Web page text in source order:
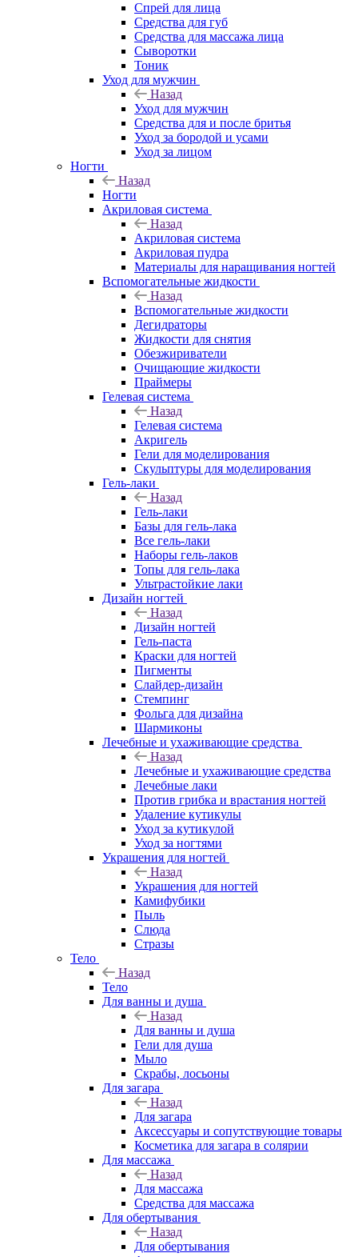
Спрей для лица
Средства для губ
Средства для массажа лица
Сыворотки
Тоник
Уход для мужчин
Назад
Уход для мужчин
Средства для и после бритья
Уход за бородой и усами
Уход за лицом
Ногти
Назад
Ногти
Акриловая система
Назад
Акриловая система
Акриловая пудра
Материалы для наращивания ногтей
Вспомогательные жидкости
Назад
Вспомогательные жидкости
Дегидраторы
Жидкости для снятия
Обезжириватели
Очищающие жидкости
Праймеры
Гелевая система
Назад
Гелевая система
Акригель
Гели для моделирования
Скульптуры для моделирования
Гель-лаки
Назад
Гель-лаки
Базы для гель-лака
Все гель-лаки
Наборы гель-лаков
Топы для гель-лака
Ультрастойкие лаки
Дизайн ногтей
Назад
Дизайн ногтей
Гель-паста
Краски для ногтей
Пигменты
Слайдер-дизайн
Стемпинг
Фольга для дизайна
Шармиконы
Лечебные и ухаживающие средства
Назад
Лечебные и ухаживающие средства
Лечебные лаки
Против грибка и врастания ногтей
Удаление кутикулы
Уход за кутикулой
Уход за ногтями
Украшения для ногтей
Назад
Украшения для ногтей
Камифубики
Пыль
Слюда
Стразы
Тело
Назад
Тело
Для ванны и душа
Назад
Для ванны и душа
Гели для душа
Мыло
Скрабы, лосьоны
Для загара
Назад
Для загара
Аксессуары и сопутствующие товары
Косметика для загара в солярии
Для массажа
Назад
Для массажа
Средства для массажа
Для обертывания
Назад
Для обертывания